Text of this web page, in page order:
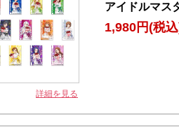
詳細を見る
アイドルマス
1,980円(税